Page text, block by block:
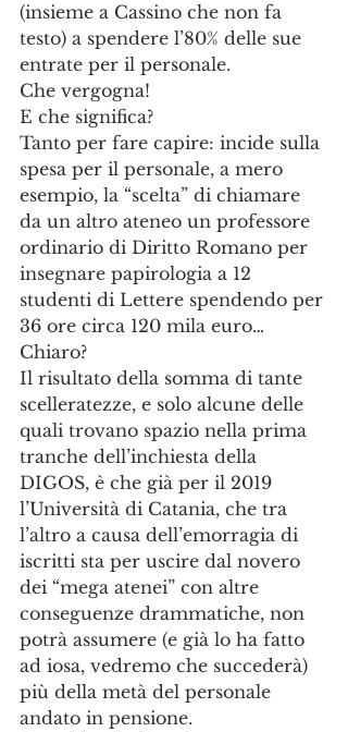
(insieme a Cassino che non fa
testo) a spendere l’80% delle sue
entrate per il personale.
Che vergogna!
E che significa?
Tanto per fare capire: incide sulla
spesa per il personale, a mero
esempio, la “scelta” di chiamare
da un altro ateneo un professore
ordinario di Diritto Romano per
insegnare papirologia a 12
studenti di Lettere spendendo per
36 ore circa 120 mila euro…
Chiaro?
Il risultato della somma di tante
scelleratezze, e solo alcune delle
quali trovano spazio nella prima
tranche dell’inchiesta della
DIGOS, è che già per il 2019
l’Università di Catania, che tra
l’altro a causa dell’emorragia di
iscritti sta per uscire dal novero
dei “mega atenei” con altre
conseguenze drammatiche, non
potrà assumere (e già lo ha fatto
ad iosa, vedremo che succederà)
più della metà del personale
andato in pensione.